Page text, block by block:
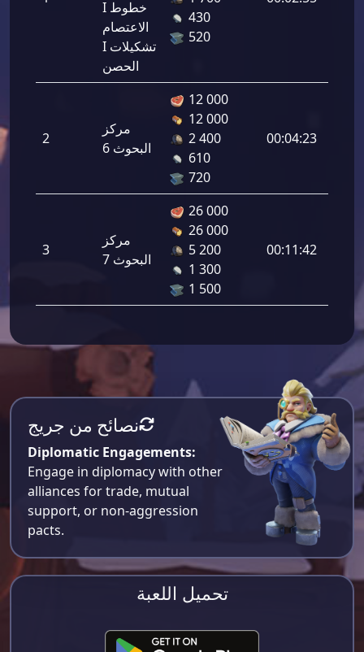
I خطوط
الاعتصام
I تشكيلات
الحصن
430
520
2
مركز
البحوث 6
12 000
12 000
2 400
610
720
00:04:23
3
مركز
البحوث 7
26 000
26 000
5 200
1 300
1 500
00:11:42
نصائح من جريج
Diplomatic Engagements:
Engage in diplomacy with other
alliances for trade, mutual
support, or non-aggression
pacts.
تحميل اللعبة